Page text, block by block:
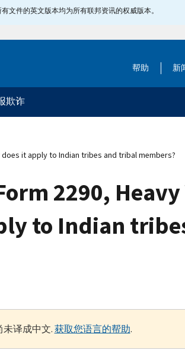
文件的英文版本均为所有联邦资讯的权威版本。
帮助 新
欺诈
does it apply to Indian tribes and tribal members?
2290,
to Indian
译成中文.获取您语言的帮助.